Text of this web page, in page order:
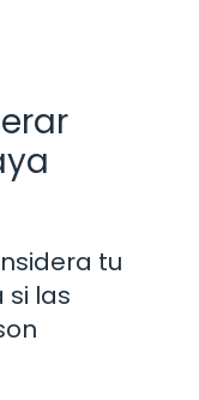
tu
si las